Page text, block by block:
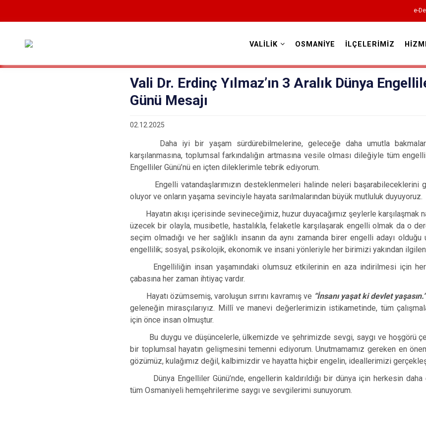
e-
VALİLİK OSMANİYE İLÇELERİMİZ
Vali Dr. Erdinç Yılmaz’ın 3 Aralık Dünya
Günü Mesajı
02.12.2025
Daha iyi bir yaşam sürdürebilmelerine, geleceğe daha umutla
karşılanmasına, toplumsal farkındalığın artmasına vesile olması dileğiyle tüm
Engelliler Günü’nü en içten dileklerimle tebrik ediyorum.
Engelli vatandaşlarımızın desteklenmeleri halinde neleri başarabileceklerini
oluyor ve onların yaşama sevinciyle hayata sarılmalarından büyük mutluluk duyuyoruz.
Hayatın akışı içerisinde sevineceğimiz, huzur duyacağımız şeylerle karşılaşmak
üzecek bir olayla, musibetle, hastalıkla, felaketle karşılaşarak engelli olmak da o
seçim olmadığı ve her sağlıklı insanın da aynı zamanda birer engelli adayı olduğu
engellilik; sosyal, psikolojik, ekonomik ve insani yönleriyle her birimizi yakından
Engelliliğin insan yaşamındaki olumsuz etkilerinin en aza indirilmesi için
çabasına her zaman ihtiyaç vardır.
Hayatı özümsemiş, varoluşun sırrını kavramış ve “İnsanı yaşat ki devlet
geleneğin mirasçılarıyız. Millî ve manevi değerlerimizin istikametinde, tüm
için önce insan olmuştur.
Bu duygu ve düşüncelerle, ülkemizde ve şehrimizde sevgi, saygı ve hoşgörü
bir toplumsal hayatın gelişmesini temenni ediyorum. Unutmamamız gereken en
gözümüz, kulağımız değil, kalbimizdir ve hayatta hiçbir engelin, ideallerimizi
Dünya Engelliler Günü’nde, engellerin kaldırıldığı bir dünya için herkesin
tüm Osmaniyeli hemşehrilerime saygı ve sevgilerimi sunuyorum.